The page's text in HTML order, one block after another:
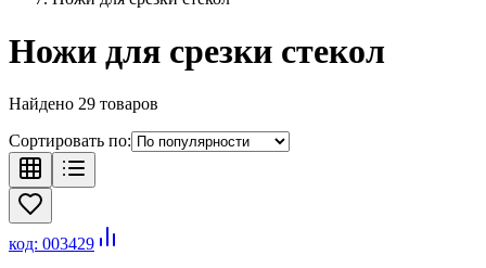
Ножи для срезки стекол
Найдено 29 товаров
Сортировать по:
код: 003429